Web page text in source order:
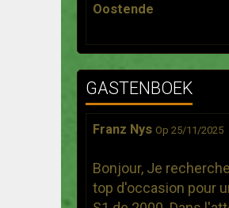
Oostende
GASTENBOEK
Franz Nys Op 25/11/2025
Bonjour, Je
top d'occasion pour